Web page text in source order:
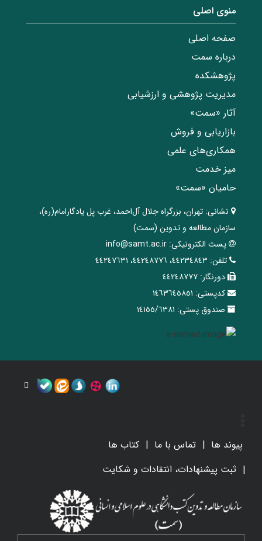
منوی اصلی
صفحه اصلی
درباره سمت
پژوهشکده
مدیریت پژوهشی و ارزشیابی
آثار «سمت»
بازاریابی و فروش
همکاری‌های علمی
میز خدمت
حامیان «سمت»
نشانی: تهران، ‌بزرگراه ‌جلال آل‌احمد، غرب پل يادگار‌امام(ره)‌،
سازمان مطالعه و تدوین‌ (سمت)
پست الکترونیکی: info@samt.ac.ir
تلفن: ٤٤٢٣٤٨٤٣، ٤٤٢٤٨٧٧٦، ٤٤٢٤٧٦٣١
دورنگار: ٤٤٢٤٨٧٧٧
کدپستی: ١٤٦٣٦٤٥٨٥١
صندوق پستی: ١٤١٥٥/٦٣٨١
پیوند ها تماس با ما
کتاب ها
ثبت پیشنهادات، انتقادات و شکایت